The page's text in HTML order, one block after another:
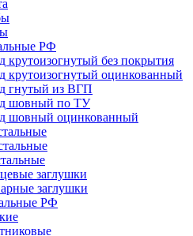
РФ
крутоизогнутый без покрытия
крутоизогнутый оцинкованный
гнутый из ВГП
шовный по ТУ
шовный оцинкованный
заглушки
заглушки
РФ